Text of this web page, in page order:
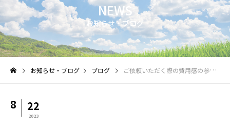
NEWS
お知らせ・ブログ
お知らせ・ブログ ブログ ご依頼いただく際の費用感の参考にしていただけるよう活動報告を行っていきます
8 22
2023